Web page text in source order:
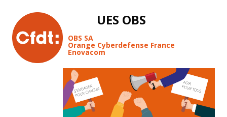
UES OBS
OBS SA
Orange Cyberdefense France
Enovacom